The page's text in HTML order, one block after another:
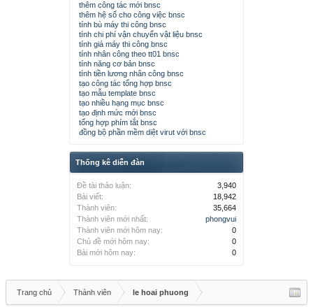
thêm công tác mới bnsc
thêm hệ số cho công việc bnsc
tính bù máy thi công bnsc
tính chi phí vận chuyển vật liệu bnsc
tính giá máy thi công bnsc
tính nhân công theo tt01 bnsc
tính năng cơ bản bnsc
tính tiền lương nhân công bnsc
tạo công tác tổng hợp bnsc
tạo mẫu template bnsc
tạo nhiều hạng mục bnsc
tạo định mức mới bnsc
tổng hợp phím tắt bnsc
đồng bộ phần mềm diệt virut với bnsc
Thống kê diễn đàn
Đề tài thảo luận:
3,940
Bài viết:
18,942
Thành viên:
35,664
Thành viên mới nhất:
phongvui
Thành viên mới hôm nay:
0
Chủ đề mới hôm nay:
0
Bài mới hôm nay:
0
Trang chủ Thành viên le hoai phuong